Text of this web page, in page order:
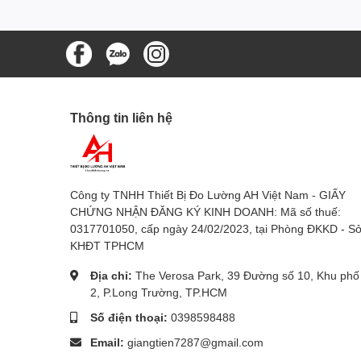
Kích thước:
Nhiệt độ vận hành:-20 đến +50°C
Nhiệt độ bảo quản:
Chất liệu vỏ:
Nguồn điện: 3 pin AAA
Thời lượng pin:
Chiều dài đầu dò:400 mm
Đường kính đầu dò:12 mm
Đường kính đầu dò tip:9 mm
Thông tin liên hệ
Công ty TNHH Thiết Bị Đo Lường AH Việt Nam - GIẤY
CHỨNG NHẬN ĐĂNG KÝ KINH DOANH: Mã số thuế:
0317701050, cấp ngày 24/02/2023, tại Phòng ĐKKD -
KHĐT TPHCM
Địa chỉ: The Verosa Park, 39 Đường số 10, Khu phố
2, P.Long Trường, TP.HCM
Số điện thoại: 0398598488
Email: giangtien7287@gmail.com